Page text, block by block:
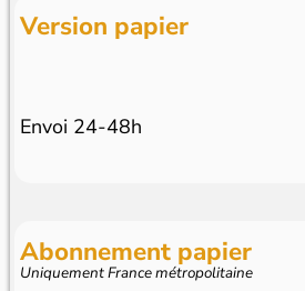
Version papier
Envoi 24-48h
Abonnement papier
Uniquement France métropolitaine